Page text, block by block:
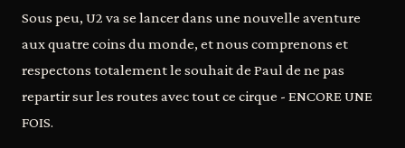
Sous peu, U2 va se lancer dans une nouvelle aventure
aux quatre coins du monde, et nous comprenons et
respectons totalement le souhait de Paul de ne pas
repartir sur les routes avec tout ce cirque - ENCORE UNE
FOIS.